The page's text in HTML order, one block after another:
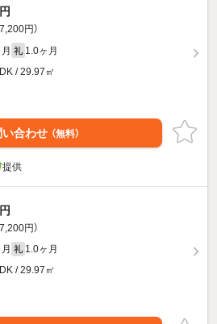
円）
礼 1.0ヶ月
/ 29.97㎡
い合わせ （無料）
提供
円）
礼 1.0ヶ月
/ 29.97㎡